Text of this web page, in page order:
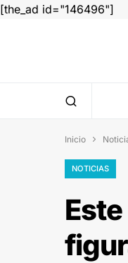
[the_ad id="146496"]
Inicio 
NOTICIAS